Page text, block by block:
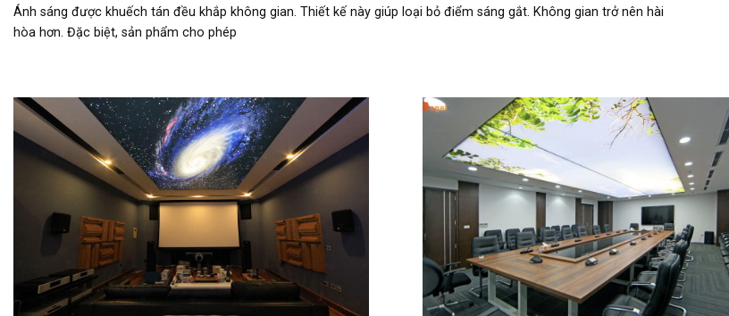
Ánh sáng được khuếch tán đều khắp không gian. Thiết kế này giúp loại bỏ điểm sáng gắt. Không gian trở nên hài
hòa hơn. Đặc biệt, sản phẩm cho phép